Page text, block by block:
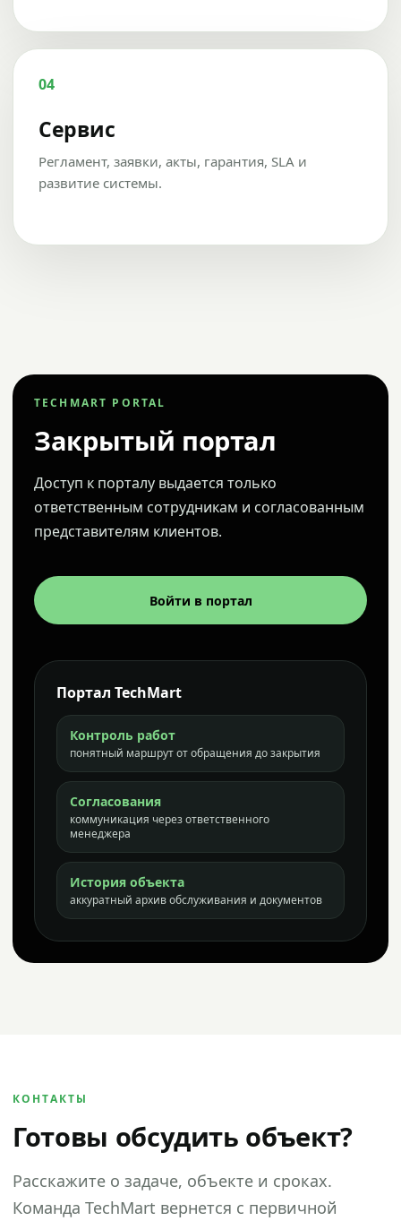
04
Сервис
Регламент, заявки, акты, гарантия, SLA и
развитие системы.
TECHMART PORTAL
Закрытый портал
Доступ к порталу выдается только
ответственным сотрудникам и согласованным
представителям клиентов.
Войти в портал
Портал TechMart
Контроль работ
понятный маршрут от обращения до закрытия
Согласования
коммуникация через ответственного
менеджера
История объекта
аккуратный архив обслуживания и документов
КОНТАКТЫ
Готовы обсудить объект?
Расскажите о задаче, объекте и сроках.
Команда TechMart вернется с первичной